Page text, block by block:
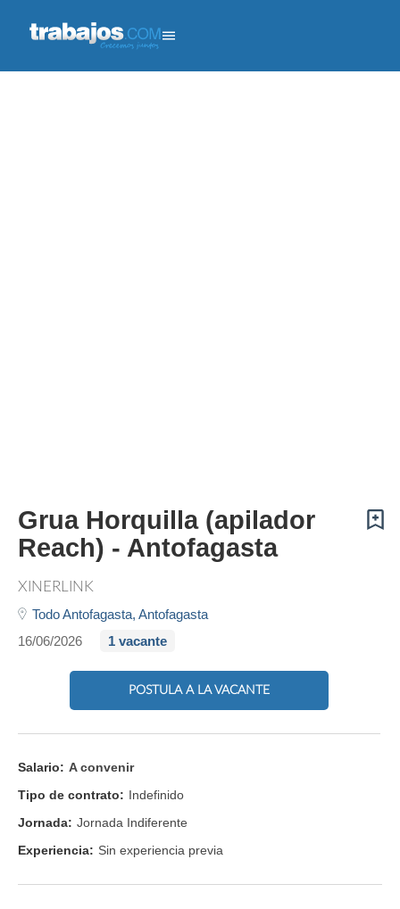
Grua Horquilla (apilador
Reach) - Antofagasta
XINERLINK
Todo Antofagasta, Antofagasta
16/06/2026
1 vacante
POSTULA A LA VACANTE
Salario: A convenir
Tipo de contrato: Indefinido
Jornada: Jornada Indiferente
Experiencia: Sin experiencia previa